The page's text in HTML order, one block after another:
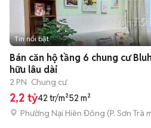
Tin nổi bật
Bán căn hộ tầng 6 chung cư
hữu lâu dài
2 PN Chung cư
2,2 tỷ42 tr/m²52 m²
Phường Nại Hiên Đông (P. Sơn Trà